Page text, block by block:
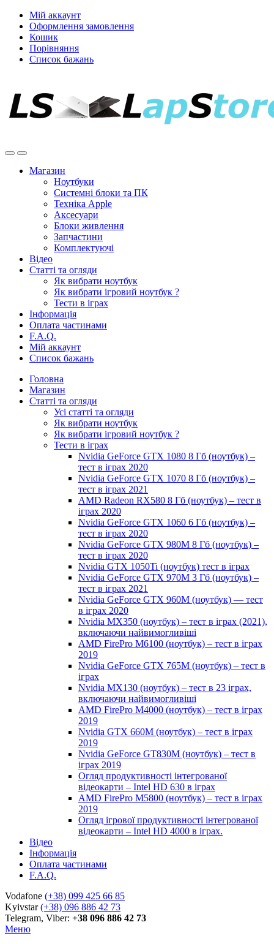
Мій аккаунт
Оформлення замовлення
Кошик
Порівняння
Список бажань
Магазин
Ноутбуки
Системні блоки та ПК
Техніка Apple
Аксесуари
Блоки живлення
Запчастини
Комплектуючі
Відео
Статті та огляди
Як вибрати ноутбук
Як вибрати ігровий ноутбук ?
Тести в іграх
Інформація
Оплата частинами
F.A.Q.
Мій аккаунт
Список бажань
Головна
Магазин
Статті та огляди
Усі статті та огляди
Як вибрати ноутбук
Як вибрати ігровий ноутбук ?
Тести в іграх
Nvidia GeForce GTX 1080 8 Гб (ноутбук) –
тест в іграх 2020
Nvidia GeForce GTX 1070 8 Гб (ноутбук) –
тест в іграх 2021
AMD Radeon RX580 8 Гб (ноутбук) – тест в
іграх 2020
Nvidia GeForce GTX 1060 6 Гб (ноутбук) –
тест в іграх 2020
Nvidia GeForce GTX 980M 8 Гб (ноутбук) –
тест в іграх 2020
Nvidia GTX 1050Ti (ноутбук) тест в іграх
Nvidia GeForce GTX 970M 3 Гб (ноутбук) –
тест в іграх 2021
Nvidia GeForce GTX 960M (ноутбук) — тест
в іграх 2020
Nvidia MX350 (ноутбук) – тест в іграх (2021),
включаючи найвимогливіші
AMD FirePro M6100 (ноутбук) – тест в іграх
2019
Nvidia GeForce GTX 765M (ноутбук) – тест в
іграх
Nvidia MX130 (ноутбук) – тест в 23 іграх,
включаючи найвимогливіші
AMD FirePro M4000 (ноутбук) – тест в іграх
2019
Nvidia GTX 660M (ноутбук) – тест в іграх
2019
Nvidia GeForce GT830M (ноутбук) – тест в
іграх 2019
Огляд продуктивності інтегрованої
відеокарти – Intel HD 630 в іграх
AMD FirePro M5800 (ноутбук) – тест в іграх
2019
Огляд ігрової продуктивності інтегрованої
відеокарти – Intel HD 4000 в іграх.
Відео
Інформація
Оплата частинами
F.A.Q.
Vodafone (+38) 099 425 66 85
Kyivstar(+38) 096 886 42 73
Telegram, Viber: +38 096 886 42 73
Меню